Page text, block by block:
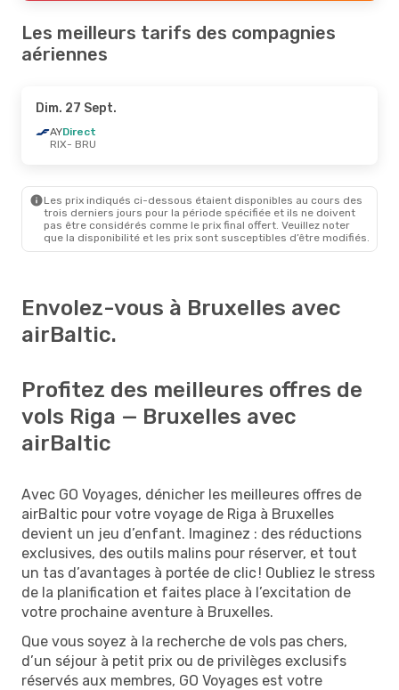
Les meilleurs tarifs des compagnies
aériennes
Dim. 27 Sept.
AYDirect
RIX- BRU
Les prix indiqués ci-dessous étaient disponibles au cours des
trois derniers jours pour la période spécifiée et ils ne doivent
pas être considérés comme le prix final offert. Veuillez noter
que la disponibilité et les prix sont susceptibles d’être modifiés.
Envolez-vous à Bruxelles avec
airBaltic.
Profitez des meilleures offres de
vols Riga — Bruxelles avec
airBaltic
Avec GO Voyages, dénicher les meilleures offres de
airBaltic pour votre voyage de Riga à Bruxelles
devient un jeu d’enfant. Imaginez : des réductions
exclusives, des outils malins pour réserver, et tout
un tas d’avantages à portée de clic ! Oubliez le stress
de la planification et faites place à l’excitation de
votre prochaine aventure à Bruxelles.
Que vous soyez à la recherche de vols pas chers,
d’un séjour à petit prix ou de privilèges exclusifs
réservés aux membres, GO Voyages est votre